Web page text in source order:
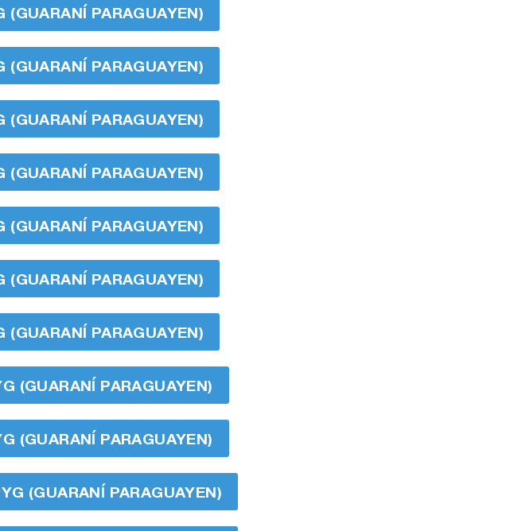
(GUARANÍ PARAGUAYEN)
(GUARANÍ PARAGUAYEN)
(GUARANÍ PARAGUAYEN)
(GUARANÍ PARAGUAYEN)
(GUARANÍ PARAGUAYEN)
(GUARANÍ PARAGUAYEN)
(GUARANÍ PARAGUAYEN)
(GUARANÍ PARAGUAYEN)
(GUARANÍ PARAGUAYEN)
(GUARANÍ PARAGUAYEN)